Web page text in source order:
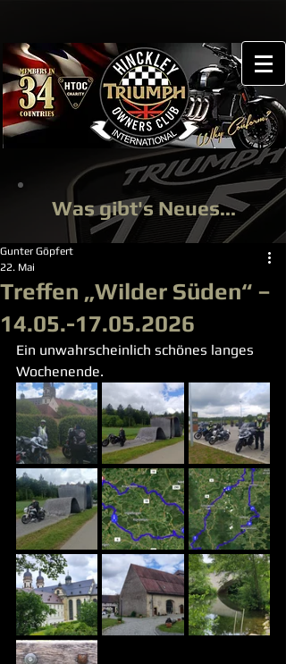
Was gibt's Neues...
Treffen „Wilder Süden“ –
14.05.-17.05.2026
Gunter Göpfert
22. Mai
Ein unwahrscheinlich schönes langes
Wochenende.